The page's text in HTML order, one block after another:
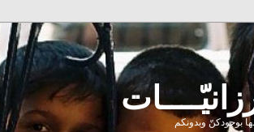
بوجودكنّ وبدونكم